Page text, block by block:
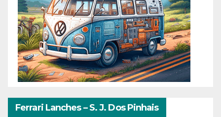
Ferrari Lanches – S. J. Dos Pinhais